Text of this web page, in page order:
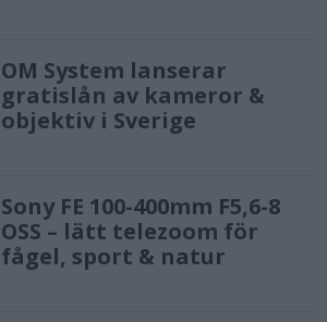
OM System lanserar
gratislån av kameror &
objektiv i Sverige
Sony FE 100-400mm F5,6-8
OSS – lätt telezoom för
fågel, sport & natur